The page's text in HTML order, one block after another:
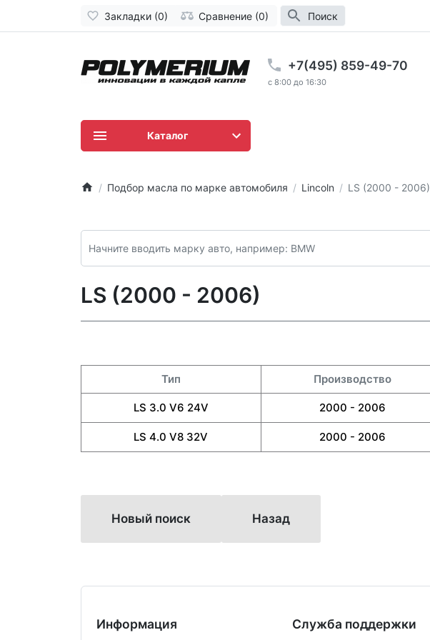
Закладки (0) Сравнение (0) Поиск
+7(495) 859-49-70
c 8:00 до 16:30
Каталог
Подбор масла по марке автомобиля Lincoln LS (2000 - 2006)
LS (2000 - 2006)
Тип Производство
LS 3.0 V6 24V 2000 - 2006
LS 4.0 V8 32V 2000 - 2006
Новый поиск Назад
Информация Служба поддержки